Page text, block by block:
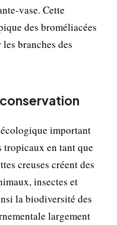
vase. Cette
des broméliacées
branches des
important
tropicaux en tant que
creuses créent des
insectes et
la biodiversité des
largement